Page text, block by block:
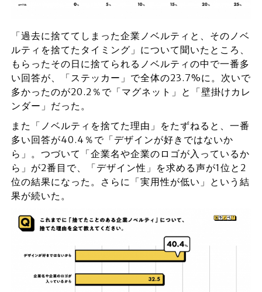
「過去に捨ててしまった企業ノベルティと、そのノベ
ルティを捨てたタイミング」について聞いたところ、
もらったその日に捨てられるノベルティの中で一番多
い回答が、「ステッカー」で全体の23.7%に。次いで
多かったのが20.2％で「マグネット」と「壁掛けカレ
ンダー」だった。
また「ノベルティを捨てた理由」をたずねると、一番
多い回答が40.4％で「デザインが好きではないか
ら」。つづいて「企業名や企業のロゴが入っているか
ら」が2番目で、「デザイン性」を求める声が1位と2
位の結果になった。さらに「実用性が低い」という結
果が続いた。